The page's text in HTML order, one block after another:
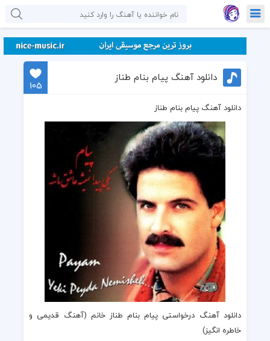
دانلود آهنگ پیام بنام طناز
105
دانلود آهنگ پیام بنام طناز
دانلود آهنگ درخواستی پیام بنام طناز خانم (آهنگ قدیمی و
خاطره انگیز)